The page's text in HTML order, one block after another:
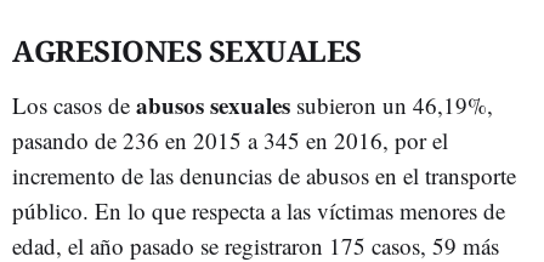
AGRESIONES SEXUALES
Los casos de abusos sexuales subieron un 46,19%,
pasando de 236 en 2015 a 345 en 2016, por el
incremento de las denuncias de abusos en el transporte
público. En lo que respecta a las víctimas menores de
edad, el año pasado se registraron 175 casos, 59 más